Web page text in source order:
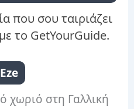
που σου ταιριάζει
το GetYourGuide.
χωριό στη Γαλλική